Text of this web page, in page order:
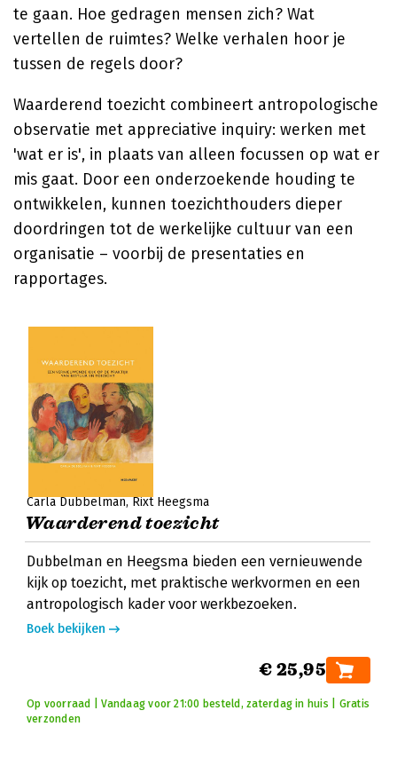
te gaan. Hoe gedragen mensen zich? Wat
vertellen de ruimtes? Welke verhalen hoor je
tussen de regels door?
Waarderend toezicht combineert antropologische
observatie met appreciative inquiry: werken met
'wat er is', in plaats van alleen focussen op wat er
mis gaat. Door een onderzoekende houding te
ontwikkelen, kunnen toezichthouders dieper
doordringen tot de werkelijke cultuur van een
organisatie – voorbij de presentaties en
rapportages.
Carla Dubbelman Rixt Heegsma
Waarderend toezicht
Dubbelman en Heegsma bieden een vernieuwende
kijk op toezicht, met praktische werkvormen en een
antropologisch kader voor werkbezoeken.
Boek bekijken
€ 25,95
Op voorraad | Vandaag voor 21:00 besteld, zaterdag in huis | Gratis
verzonden